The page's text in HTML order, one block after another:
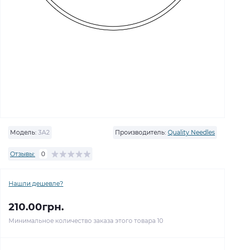
Модель: 3А2 Производитель: Quality Needles
Отзывы: 0
Нашли дешевле?
210.00грн.
Минимальное количество заказа этого товара 10